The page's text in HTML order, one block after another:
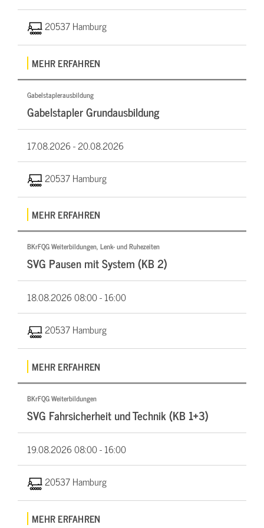
20537 Hamburg
MEHR ERFAHREN
Gabelstaplerausbildung
Gabelstapler Grundausbildung
17.08.2026 -20.08.2026
20537 Hamburg
MEHR ERFAHREN
BKrFQG Weiterbildungen, Lenk- und Ruhezeiten
SVG Pausen mit System (KB 2)
18.08.202608:00 - 16:00
20537 Hamburg
MEHR ERFAHREN
BKrFQG Weiterbildungen
SVG Fahrsicherheit und Technik (KB 1+3)
19.08.202608:00 - 16:00
20537 Hamburg
MEHR ERFAHREN